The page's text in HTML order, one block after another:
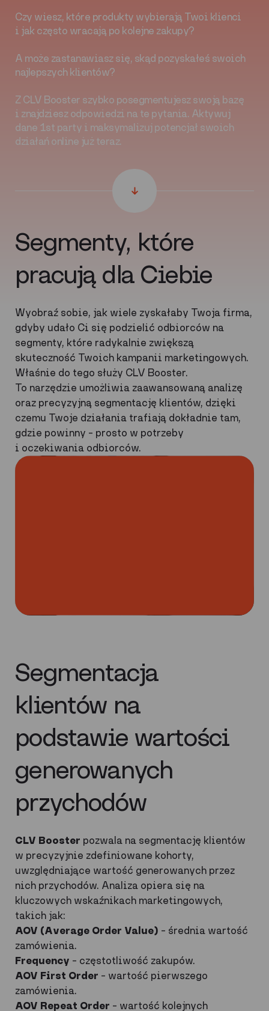
Czy wiesz, które produkty wybierają Twoi klienci
i jak często wracają po kolejne zakupy?
A może zastanawiasz się, skąd pozyskałeś swoich
najlepszych klientów?
Z CLV Booster szybko posegmentujesz swoją bazę
i znajdziesz odpowiedzi na te pytania. Aktywuj
dane 1st party i maksymalizuj potencjał swoich
działań online już teraz.
Segmenty, które
pracują dla Ciebie
Wyobraź sobie, jak wiele zyskałaby Twoja firma,
gdyby udało Ci się podzielić odbiorców na
segmenty, które radykalnie zwiększą
skuteczność Twoich kampanii marketingowych.
Właśnie do tego służy CLV Booster.
To narzędzie umożliwia zaawansowaną analizę
oraz precyzyjną segmentację klientów, dzięki
czemu Twoje działania trafiają dokładnie tam,
gdzie powinny – prosto w potrzeby
i oczekiwania odbiorców.
Segmentacja
klientów na
podstawie wartości
generowanych
przychodów
CLV Booster pozwala na segmentację klientów
w precyzyjnie zdefiniowane kohorty,
uwzględniające wartość generowanych przez
nich przychodów. Analiza opiera się na
kluczowych wskaźnikach marketingowych,
takich jak:
AOV (Average Order Value) – średnia wartość
zamówienia.
Frequency – częstotliwość zakupów.
AOV First Order – wartość pierwszego
zamówienia.
AOV Repeat Order – wartość kolejnych